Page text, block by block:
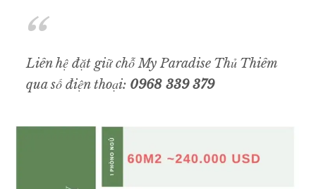
Liên hệ đặt giữ chỗ My Paradise Thủ Thiêm
qua số điện thoại: 0968 339 379